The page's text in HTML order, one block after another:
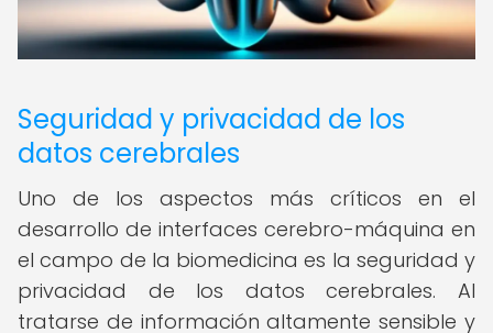
Seguridad y privacidad de los
datos cerebrales
Uno de los aspectos más críticos en el
desarrollo de interfaces cerebro-máquina en
el campo de la biomedicina es la seguridad y
privacidad de los datos cerebrales. Al
tratarse de información altamente sensible y